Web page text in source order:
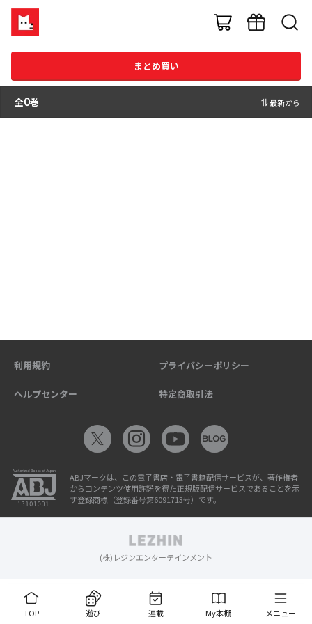
まとめ買い
全0巻 最新から
TOP 遊び 連載 My本棚 メニュー
利用規約 プライバシーポリシー
ヘルプセンター 特定商取引法
ABJマークは、この電子書店・電子書籍配信サービスが、著作権者
からコンテンツ使用許諾を得た正規版配信サービスであることを示
す登録商標（登録番号第6091713号）です。
(株)レジンエンターテインメント